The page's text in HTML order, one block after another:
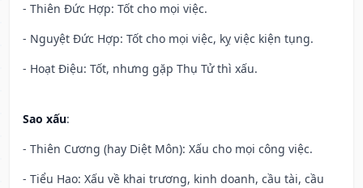
- Thiên Đức Hợp: Tốt cho mọi việc.
- Nguyệt Đức Hợp: Tốt cho mọi việc, kỵ việc kiện tụng.
- Hoạt Điệu: Tốt, nhưng gặp Thụ Tử thì xấu.
Sao xấu:
- Thiên Cương (hay Diệt Môn): Xấu cho mọi công việc.
- Tiểu Hao: Xấu về khai trương, kinh doanh, cầu tài, cầu